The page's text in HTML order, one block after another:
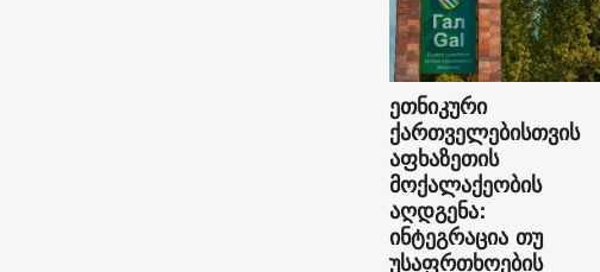
ეთნიკური
ქართველებისთვის
აფხაზეთის
მოქალაქეობის
აღდგენა:
ინტეგრაცია თუ
უსაფრთხოების